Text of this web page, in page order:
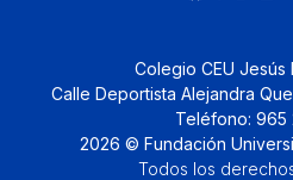
Colegio CEU Jesús
Calle Deportista Alejandra
Teléfono: 965
2026 © Fundación
Todos los